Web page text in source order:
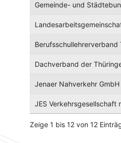
Gemeinde- und
Berufsschullehrerverband
Dachverband der
Jenaer Nahverkehr GmbH
JES Verkehrsgesellschaft
Zeige 1 bis 12 von 12